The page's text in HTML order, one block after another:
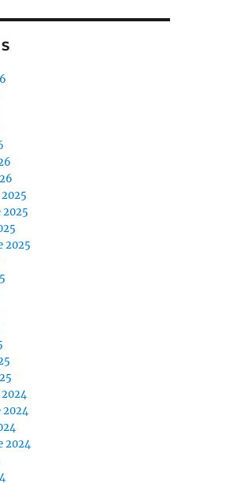
2025
2025
2024
2024